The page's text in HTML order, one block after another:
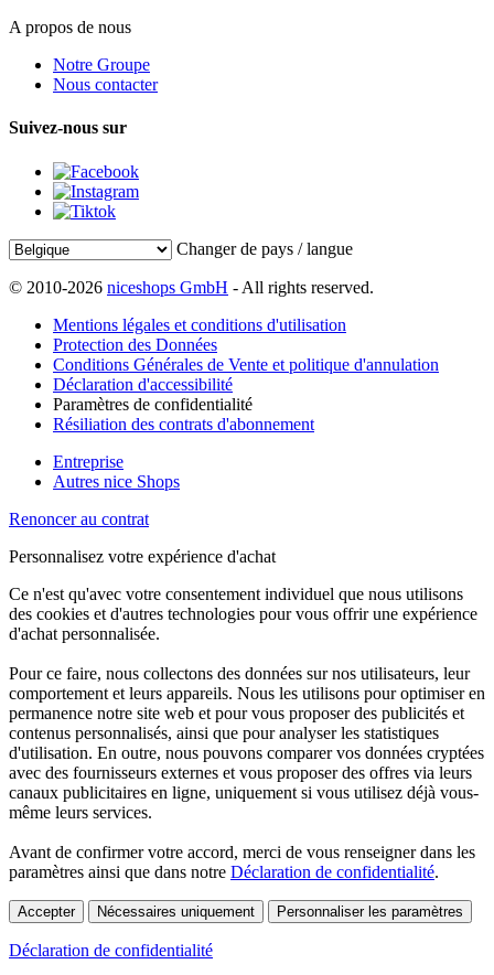
A propos de nous
Notre Groupe
Nous contacter
Suivez-nous sur
Changer de pays / langue
© 2010-2026 niceshops GmbH - All rights reserved.
Mentions légales et conditions d'utilisation
Protection des Données
Conditions Générales de Vente et politique d'annulation
Déclaration d'accessibilité
Paramètres de confidentialité
Résiliation des contrats d'abonnement
Entreprise
Autres nice Shops
Renoncer au contrat
Personnalisez votre expérience d'achat
Ce n'est qu'avec votre consentement individuel que nous utilisons
des cookies et d'autres technologies pour vous offrir une expérience
d'achat personnalisée.
Pour ce faire, nous collectons des données sur nos utilisateurs, leur
comportement et leurs appareils. Nous les utilisons pour optimiser en
permanence notre site web et pour vous proposer des publicités et
contenus personnalisés, ainsi que pour analyser les statistiques
d'utilisation. En outre, nous pouvons comparer vos données cryptées
avec des fournisseurs externes et vous proposer des offres via leurs
canaux publicitaires en ligne, uniquement si vous utilisez déjà vous-
même leurs services.
Avant de confirmer votre accord, merci de vous renseigner dans les
paramètres ainsi que dans notre Déclaration de confidentialité.
Accepter Nécessaires uniquement Personnaliser les paramètres
Déclaration de confidentialité